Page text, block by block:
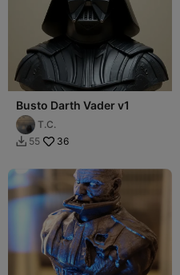
Busto Darth Vader v1
T.C.
 55 36